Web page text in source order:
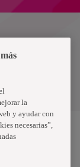
líder en
la
y ayudar con
necesarias”,